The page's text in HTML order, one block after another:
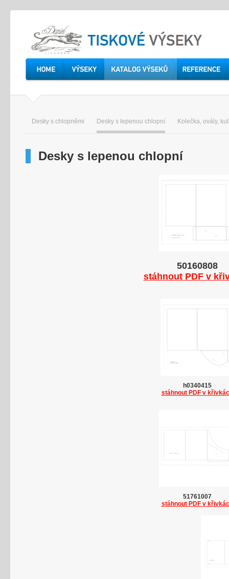
Desky s chlopněmi Desky s lepenou chlopní Kolečka, ovály,
Desky s lepenou chlopní
50160808
stáhnout PDF v
h0340415
stáhnout PDF v
51761007
stáhnout PDF v